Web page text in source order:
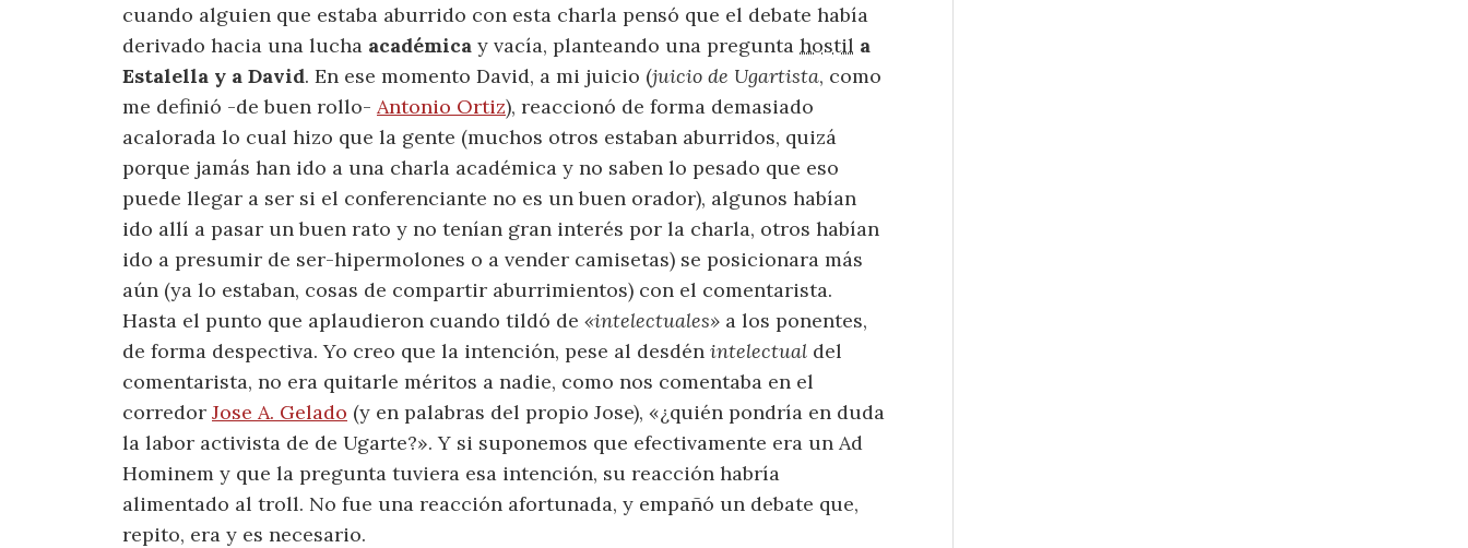
cuando alguien que estaba aburrido con esta charla pensó que el debate había
derivado hacia una lucha académica y vacía, planteando una pregunta hostil a
Estalella y a David. En ese momento David, a mi juicio (juicio de Ugartista, como
me definió -de buen rollo- Antonio Ortiz), reaccionó de forma demasiado
acalorada lo cual hizo que la gente (muchos otros estaban aburridos, quizá
porque jamás han ido a una charla académica y no saben lo pesado que eso
puede llegar a ser si el conferenciante no es un buen orador), algunos habían
ido allí a pasar un buen rato y no tenían gran interés por la charla, otros habían
ido a presumir de ser-hipermolones o a vender camisetas) se posicionara más
aún (ya lo estaban, cosas de compartir aburrimientos) con el comentarista.
Hasta el punto que aplaudieron cuando tildó de «intelectuales» a los ponentes,
de forma despectiva. Yo creo que la intención, pese al desdén intelectual del
comentarista, no era quitarle méritos a nadie, como nos comentaba en el
corredor Jose A. Gelado (y en palabras del propio Jose), «¿quién pondría en duda
la labor activista de de Ugarte?». Y si suponemos que efectivamente era un Ad
Hominem y que la pregunta tuviera esa intención, su reacción habría
alimentado al troll. No fue una reacción afortunada, y empañó un debate que,
repito, era y es necesario.